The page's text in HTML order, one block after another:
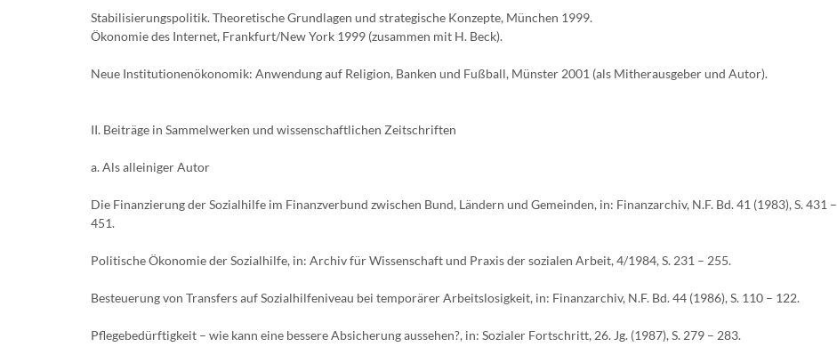
Stabilisierungspolitik. Theoretische Grundlagen und strategische Konzepte, München 1999.
Ökonomie des Internet, Frankfurt/New York 1999 (zusammen mit H. Beck).
Neue Institutionenökonomik: Anwendung auf Religion, Banken und Fußball, Münster 2001 (als Mitherausgeber und Autor).
II. Beiträge in Sammelwerken und wissenschaftlichen Zeitschriften
a. Als alleiniger Autor
Die Finanzierung der Sozialhilfe im Finanzverbund zwischen Bund, Ländern und Gemeinden, in: Finanzarchiv, N.F. Bd. 41 (1983), S. 431 –
451.
Politische Ökonomie der Sozialhilfe, in: Archiv für Wissenschaft und Praxis der sozialen Arbeit, 4/1984, S. 231 – 255.
Besteuerung von Transfers auf Sozialhilfeniveau bei temporärer Arbeitslosigkeit, in: Finanzarchiv, N.F. Bd. 44 (1986), S. 110 – 122.
Pflegebedürftigkeit – wie kann eine bessere Absicherung aussehen?, in: Sozialer Fortschritt, 26. Jg. (1987), S. 279 – 283.